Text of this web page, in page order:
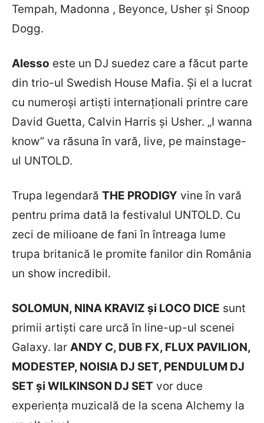
Tempah, Madonna , Beyonce, Usher și Snoop
Dogg.
Alesso este un DJ suedez care a făcut parte
din trio-ul Swedish House Mafia. Și el a lucrat
cu numeroși artiști internaționali printre care
David Guetta, Calvin Harris și Usher. „I wanna
know” va răsuna în vară, live, pe mainstage-
ul UNTOLD.
Trupa legendară THE PRODIGY vine în vară
pentru prima dată la festivalul UNTOLD. Cu
zeci de milioane de fani în întreaga lume
trupa britanică le promite fanilor din România
un show incredibil.
SOLOMUN, NINA KRAVIZ și LOCO DICE sunt
primii artiști care urcă în line-up-ul scenei
Galaxy. Iar ANDY C, DUB FX, FLUX PAVILION,
MODESTEP, NOISIA DJ SET, PENDULUM DJ
SET și WILKINSON DJ SET vor duce
experiența muzicală de la scena Alchemy la